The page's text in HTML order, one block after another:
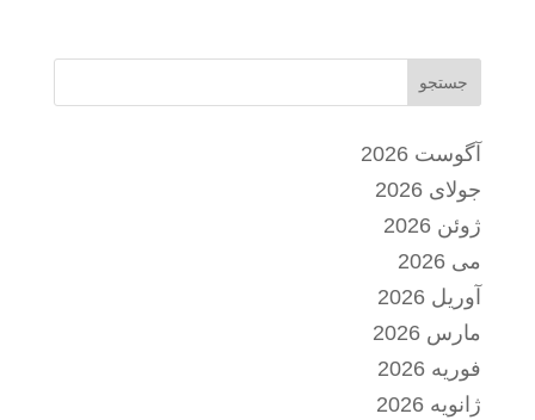
جستجو
آگوست 2026
جولای 2026
ژوئن 2026
می 2026
آوریل 2026
مارس 2026
فوریه 2026
ژانویه 2026